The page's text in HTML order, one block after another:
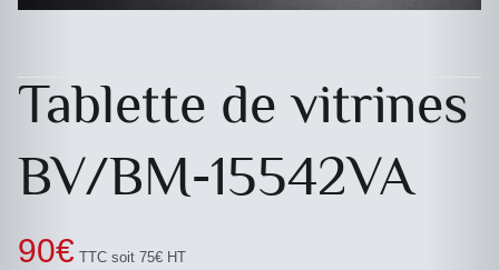
Tablette de vitrines
BV/BM-15542VA
90€ TTC soit 75€ HT